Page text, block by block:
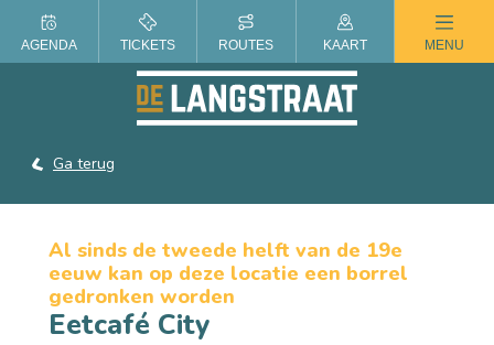
ZOMER IN DE LANGSTRAAT
Ga terug
Al sinds de tweede helft van de 19e
eeuw kan op deze locatie een borrel
gedronken worden
Eetcafé City
AGENDA TICKETS ROUTES KAART MENU